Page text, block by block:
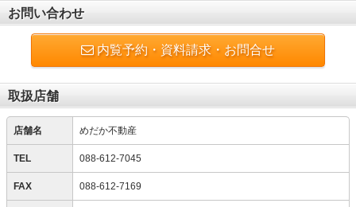
お問い合わせ
内覧予約・資料請求・お問合せ
取扱店舗
店舗名 めだか不動産
TEL 088-612-7045
FAX 088-612-7169